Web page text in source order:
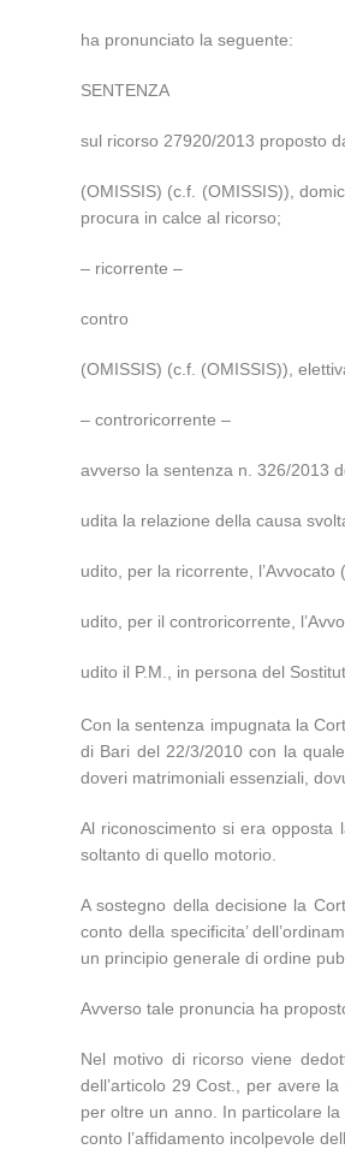
ha pronunciato la seguente:
SENTENZA
sul ricorso 27920/2013 proposto
(OMISSIS) (c.f. (OMISSIS)),
procura in calce al ricorso;
– ricorrente –
contro
(OMISSIS) (c.f. (OMISSIS)),
– controricorrente –
avverso la sentenza n. 326/2013
udita la relazione della causa
udito, per la ricorrente,
udito, per il controricorrente,
udito il P.M., in persona del
Con la sentenza impugnata la
di Bari del 22/3/2010 con la
doveri matrimoniali essenziali,
Al riconoscimento si era opposta
soltanto di quello motorio.
A sostegno della decisione la
conto della specificita’
un principio generale di ordine
Avverso tale pronuncia ha
Nel motivo di ricorso viene
dell’articolo 29 Cost., per avere
per oltre un anno. In particolare
conto l’affidamento incolpevole